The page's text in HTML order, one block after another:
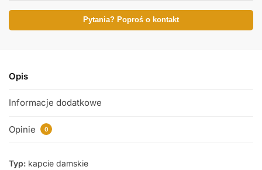
Pytania? Poproś o kontakt
Opis
Informacje dodatkowe
Opinie 0
Typ: kapcie damskie